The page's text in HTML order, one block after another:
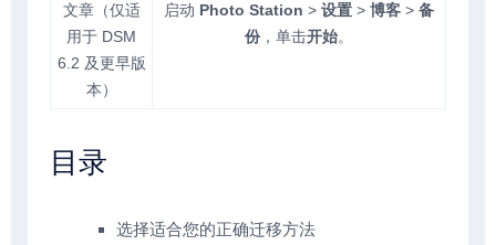
文章（仅适
用于 DSM
6.2 及更早版
本）
启动 Photo Station > 设置 > 博客 > 备
份，单击开始。
目录
选择适合您的正确迁移方法